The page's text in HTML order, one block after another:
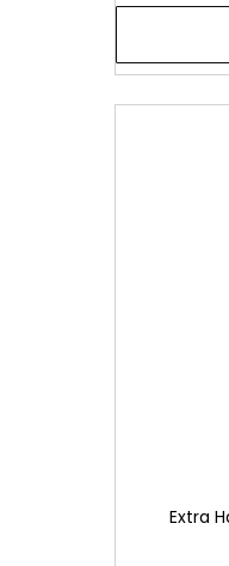
Extra